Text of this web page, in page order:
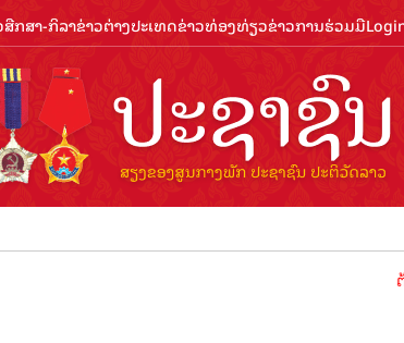
ສືກສາ-ກິລາຂ່າວຕ່າງປະເທດຂ່າວທ່ອງທ່ຽວຂ່າວການຮ່ວມມື
ຕ້ອນຮັບ